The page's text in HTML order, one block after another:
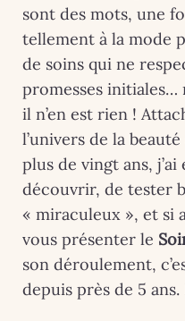
sont des mots, une
tellement à la mode
de soins qui ne
promesses initiales…
il n’en est rien !
l’univers de la
plus de vingt ans, j’ai
découvrir, de tester
« miraculeux », et si
vous présenter le
son déroulement,
depuis près de 5 ans.